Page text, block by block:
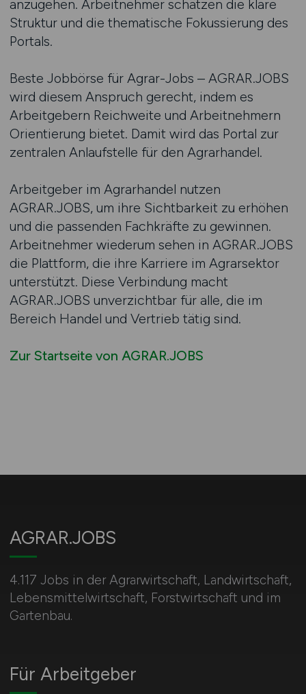
anzugehen. Arbeitnehmer schätzen die klare
Struktur und die thematische Fokussierung des
Portals.
Beste Jobbörse für Agrar-Jobs – AGRAR.JOBS
wird diesem Anspruch gerecht, indem es
Arbeitgebern Reichweite und Arbeitnehmern
Orientierung bietet. Damit wird das Portal zur
zentralen Anlaufstelle für den Agrarhandel.
Arbeitgeber im Agrarhandel nutzen
AGRAR.JOBS, um ihre Sichtbarkeit zu erhöhen
und die passenden Fachkräfte zu gewinnen.
Arbeitnehmer wiederum sehen in AGRAR.JOBS
die Plattform, die ihre Karriere im Agrarsektor
unterstützt. Diese Verbindung macht
AGRAR.JOBS unverzichtbar für alle, die im
Bereich Handel und Vertrieb tätig sind.
Zur Startseite von AGRAR.JOBS
AGRAR.JOBS
4.117 Jobs in der Agrarwirtschaft, Landwirtschaft,
Lebensmittelwirtschaft, Forstwirtschaft und im
Gartenbau.
Für Arbeitgeber